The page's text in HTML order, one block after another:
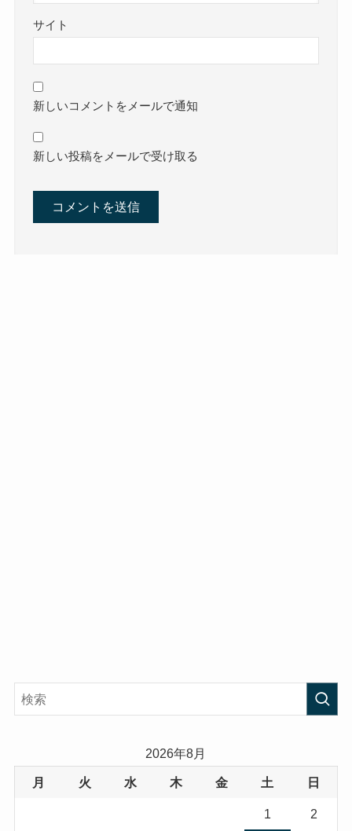
サイト
新しいコメントをメールで通知
新しい投稿をメールで受け取る
2026年8月
月 火 水 木 金 土 日
1 2